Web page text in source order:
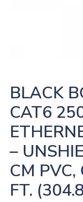
BLACK
CAT6
–
CM PVC,
FT.